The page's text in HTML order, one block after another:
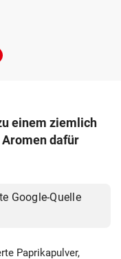
Via
einem ziemlich
dafür
Google-Quelle
Paprikapulver,